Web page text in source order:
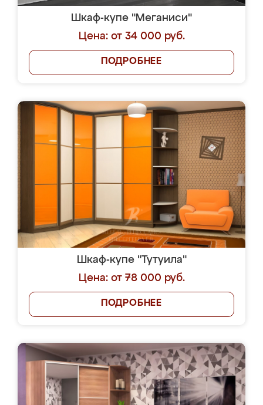
Шкаф-купе "Меганиси"
Цена: от 34 000 руб.
ПОДРОБНЕЕ
Шкаф-купе "Тутуила"
Цена: от 78 000 руб.
ПОДРОБНЕЕ